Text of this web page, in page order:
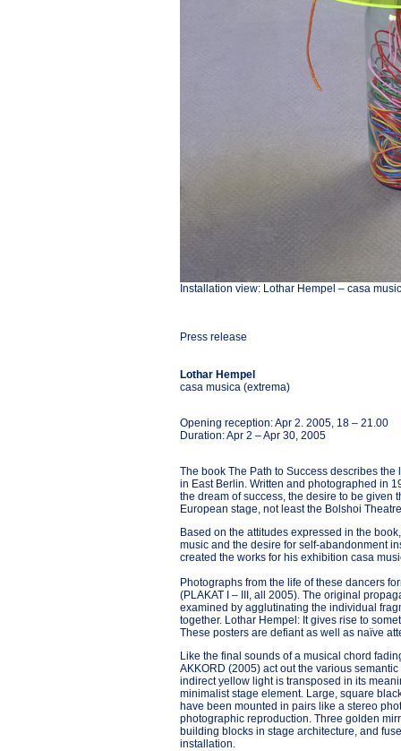
Installation view: Lothar Hempel – casa
Press release
Lothar Hempel
casa musica (extrema)
Opening reception: Apr 2. 2005, 18 – 21.00
Duration: Apr 2 – Apr 30, 2005
The book The Path to Success describes
in East Berlin. Written and photographed in
the dream of success, the desire to be given
European stage, not least the Bolshoi
Based on the attitudes expressed in the
music and the desire for self-abandonment
created the works for his exhibition casa
Photographs from the life of these dancers
(PLAKAT I – III, all 2005). The original
examined by agglutinating the individual
together. Lothar Hempel: It gives rise to
These posters are defiant as well as naïve
Like the final sounds of a musical chord
AKKORD (2005) act out the various
indirect yellow light is transposed in its
minimalist stage element. Large, square
have been mounted in pairs like a stereo
photographic reproduction. Three golden
building blocks in stage architecture, and
installation.